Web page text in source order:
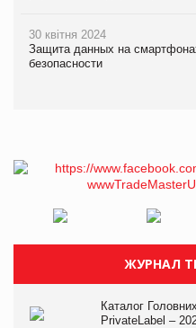
30 квітня 2024
Защита данных на
безопасности
ЖУРНАЛ
Каталог
PrivateLabel –